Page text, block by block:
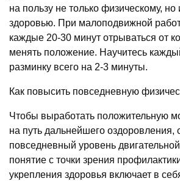
на пользу не только физическому, но
здоровью. При малоподвижной
каждые 20-30 минут отрываться от
менять положение. Научитесь
разминку всего на 2-3 минуты.
Как повысить повседневную
Чтобы выработать положительную
на путь дальнейшего оздоровления,
повседневный уровень
понятие с точки зрения
укрепления здоровья включает в